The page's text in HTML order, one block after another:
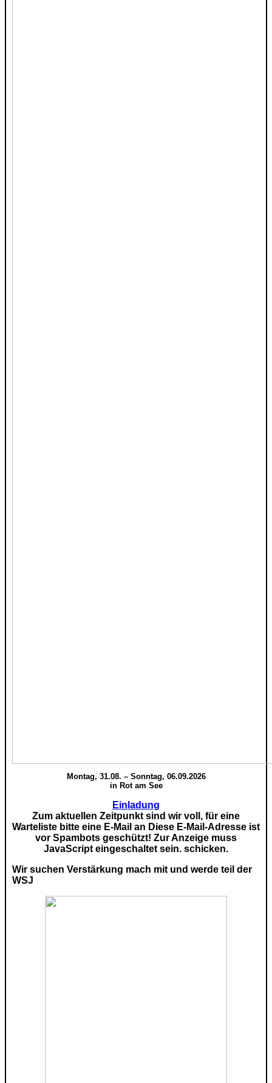
Montag, 31.08. – Sonntag, 06.09.2026
in Rot am See
Einladung
Zum aktuellen Zeitpunkt sind wir voll, für eine
Warteliste bitte eine E-Mail an Diese E-Mail-Adresse ist
vor Spambots geschützt! Zur Anzeige muss
JavaScript eingeschaltet sein. schicken.
Wir suchen Verstärkung mach mit und werde teil der
WSJ